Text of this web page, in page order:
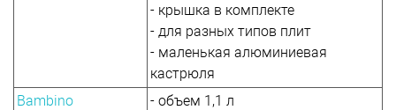
- крышка в комплекте
- для разных типов плит
- маленькая алюминиевая
кастрюля
Bambino
- объем 1,1 л